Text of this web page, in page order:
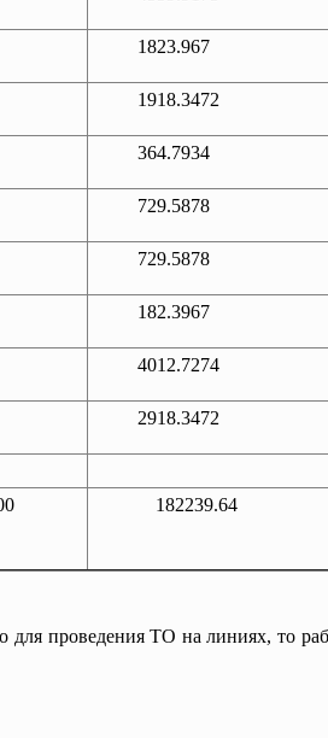
1823.967
1918.3472
364.7934
729.5878
729.5878
182.3967
4012.7274
2918.3472
182239.64
для проведения ТО на линиях, то